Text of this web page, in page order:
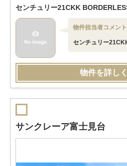
センチュリー21CKK
物件担当者コメント
センチュリー
物件を詳し
サンクレーア富士見台